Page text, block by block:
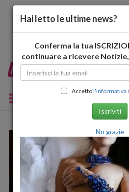
Toggle navigation
Hai letto le ultime news?
Conferma la tua
continuare a ricevere
Accettol'informativa
Iscriviti
No grazie